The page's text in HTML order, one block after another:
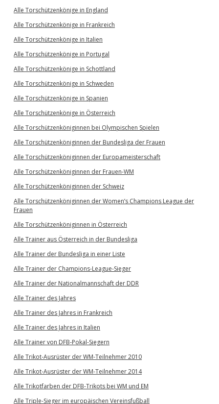
Alle Torschützenkönige in England
Alle Torschützenkönige in Frankreich
Alle Torschützenkönige in Italien
Alle Torschützenkönige in Portugal
Alle Torschützenkönige in Schottland
Alle Torschützenkönige in Schweden
Alle Torschützenkönige in Spanien
Alle Torschützenkönige in Österreich
Alle Torschützenköniginnen bei Olympischen Spielen
Alle Torschützenköniginnen der Bundesliga der Frauen
Alle Torschützenköniginnen der Europameisterschaft
Alle Torschützenköniginnen der Frauen-WM
Alle Torschützenköniginnen der Schweiz
Alle Torschützenköniginnen der Women’s Champions League der
Frauen
Alle Torschützenköniginnen in Österreich
Alle Trainer aus Österreich in der Bundesliga
Alle Trainer der Bundesliga in einer Liste
Alle Trainer der Champions-League-Sieger
Alle Trainer der Nationalmannschaft der DDR
Alle Trainer des Jahres
Alle Trainer des Jahres in Frankreich
Alle Trainer des Jahres in Italien
Alle Trainer von DFB-Pokal-Siegern
Alle Trikot-Ausrüster der WM-Teilnehmer 2010
Alle Trikot-Ausrüster der WM-Teilnehmer 2014
Alle Trikotfarben der DFB-Trikots bei WM und EM
Alle Triple-Sieger im europäischen Vereinsfußball